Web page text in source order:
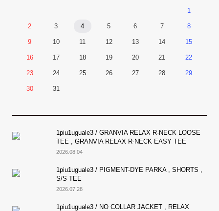
1
2 3 4 5 6 7 8
9 10 11 12 13 14 15
16 17 18 19 20 21 22
23 24 25 26 27 28 29
30 31
1piu1uguale3 / GRANVIA RELAX R-NECK LOOSE
TEE , GRANVIA RELAX R-NECK EASY TEE
2026.08.04
1piu1uguale3 / PIGMENT-DYE PARKA , SHORTS ,
S/S TEE
2026.07.28
1piu1uguale3 / NO COLLAR JACKET , RELAX